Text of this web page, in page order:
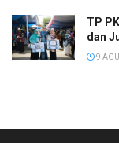
TP
dan
9